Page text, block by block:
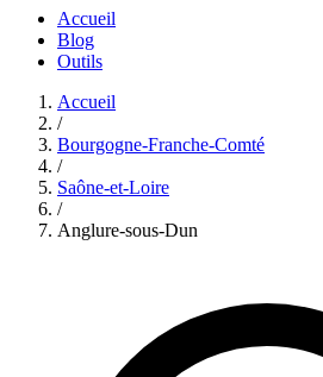
Accueil
Blog
Outils
Accueil
/
Bourgogne-Franche-Comté
/
Saône-et-Loire
/
Anglure-sous-Dun